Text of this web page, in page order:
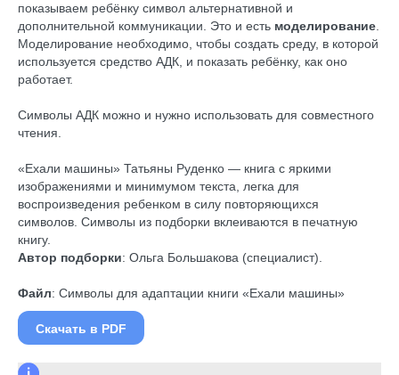
показываем ребёнку символ альтернативной и
дополнительной коммуникации. Это и есть моделирование
Моделирование необходимо, чтобы создать среду, в которой
используется средство АДК, и показать ребёнку, как оно
работает.
Символы АДК можно и нужно использовать для совместного
чтения.
«Ехали машины» Татьяны Руденко — книга с яркими
изображениями и минимумом текста, легка для
воспроизведения ребенком в силу повторяющихся
символов. Символы из подборки вклеиваются в печатную
книгу.
Автор подборки: Ольга Большакова (специалист).
Файл: Символы для адаптации книги «Ехали машины»
Скачать в PDF